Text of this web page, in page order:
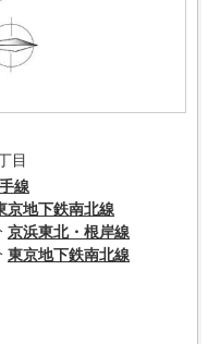
目
線
京地下鉄南北線
京浜東北・根岸線
東京地下鉄南北線